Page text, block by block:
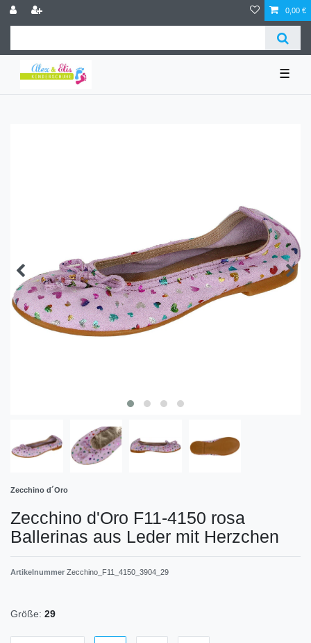
0,00 €
☰
Zecchino d´Oro
Zecchino d'Oro F11-4150 rosa
Ballerinas aus Leder mit Herzchen
Artikelnummer Zecchino_F11_4150_3904_29
Größe: 29